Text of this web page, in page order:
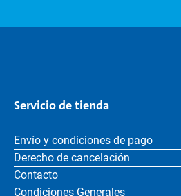
Servicio de tienda
Envío y condiciones de pago
Derecho de cancelación
Contacto
Condiciones Generales